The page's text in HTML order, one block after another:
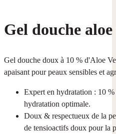
Gel douche
Gel douche doux à 10 % d'Aloe
apaisant pour peaux sensibles et
Expert en hydratation : 10
hydratation optimale.
Doux & respectueux de la
de tensioactifs doux pour la